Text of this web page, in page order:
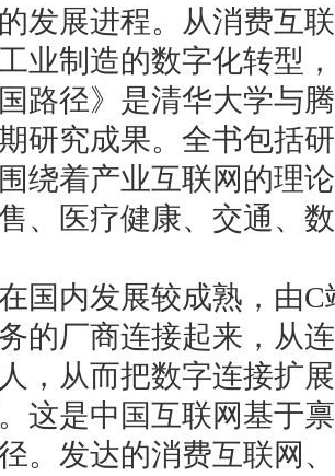
发展进程。从消费互
业制造的数字化转型
路径》是清华大学与
研究成果。全书包括
绕着产业互联网的理
、医疗健康、交通、
国内发展较成熟，由
的厂商连接起来，从
，从而把数字连接扩
这是中国互联网基于
。发达的消费互联网